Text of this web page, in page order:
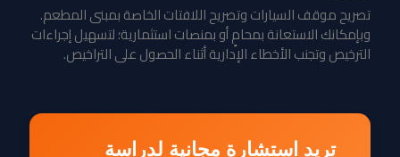
تصريح موقف السيارات وتصريح اللافتات الخاصة بمبنى المطعم.
وبإمكانك الاستعانة بمحامٍ أو بمنصات استثمارية؛ لتسهيل إجراءات
الترخيص وتجنب الأخطاء الإدارية أثناء الحصول على التراخيص.
تريد استشارة مجانية لدراسة